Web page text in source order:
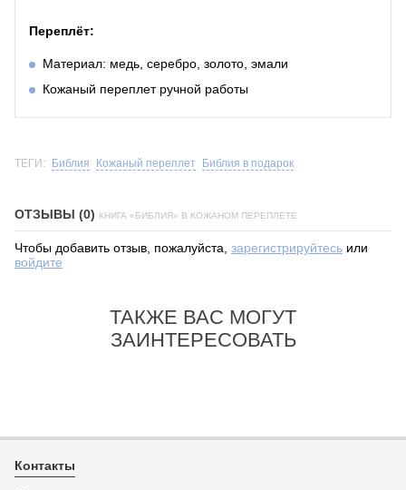
Переплёт:
Материал: медь, серебро, золото, эмали
Кожаный переплет ручной работы
ТЕГИ: Библия Кожаный переплет Библия в подарок
ОТЗЫВЫ (0) КНИГА «БИБЛИЯ» В КОЖАНОМ ПЕРЕПЛЕТЕ
Чтобы добавить отзыв, пожалуйста, зарегистрируйтесь или
войдите
ТАКЖЕ ВАС МОГУТ
ЗАИНТЕРЕСОВАТЬ
Контакты